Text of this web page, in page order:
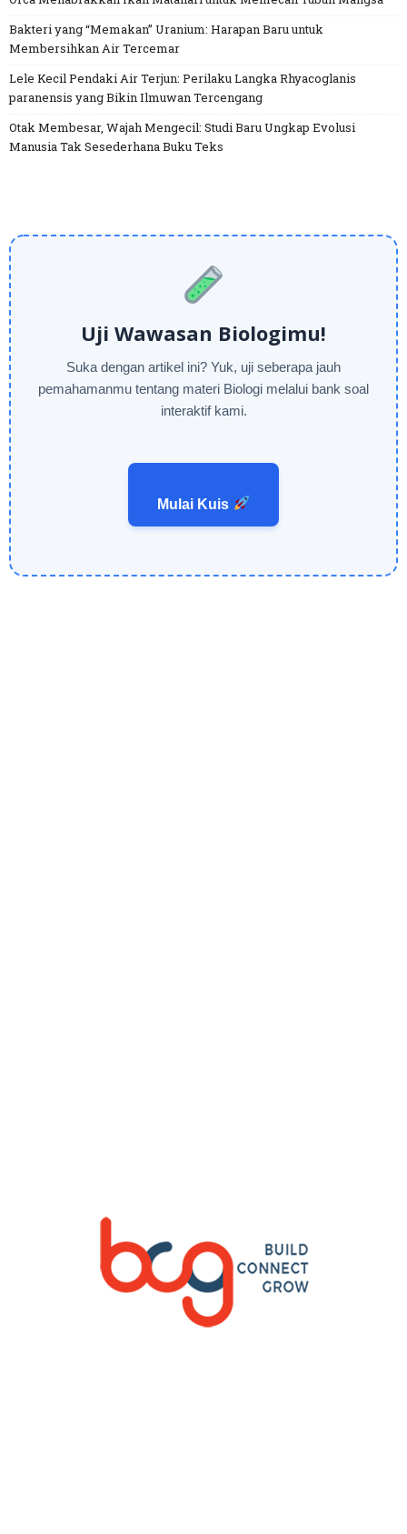
Bakteri yang “Memakan” Uranium: Harapan Baru untuk
Membersihkan Air Tercemar
Lele Kecil Pendaki Air Terjun: Perilaku Langka Rhyacoglanis
paranensis yang Bikin Ilmuwan Tercengang
Otak Membesar, Wajah Mengecil: Studi Baru Ungkap Evolusi
Manusia Tak Sesederhana Buku Teks
Uji Wawasan Biologimu!
Suka dengan artikel ini? Yuk, uji seberapa jauh
pemahamanmu tentang materi Biologi melalui bank soal
interaktif kami.
Mulai Kuis